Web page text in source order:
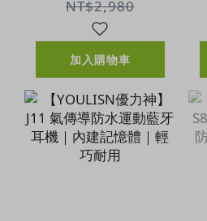
房神器
NT$2,980
加入購物車